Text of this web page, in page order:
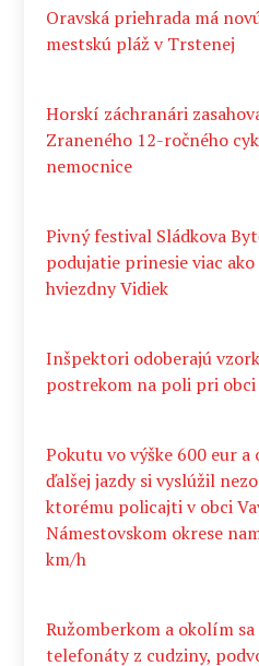
Oravská priehrada má
mestskú pláž v Trstenej
Horskí záchranári
Zraneného 12-ročného
nemocnice
Pivný festival Sládkova
podujatie prinesie viac
hviezdny Vidiek
Inšpektori odoberajú
postrekom na poli pri
Pokutu vo výške 600 eur
ďalšej jazdy si vyslúžil
ktorému policajti v obci
Námestovskom okrese
km/h
Ružomberkom a okolím
telefonáty z cudziny,